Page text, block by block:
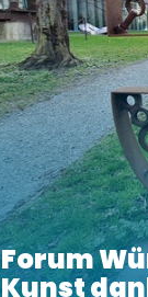
Forum
Kunst